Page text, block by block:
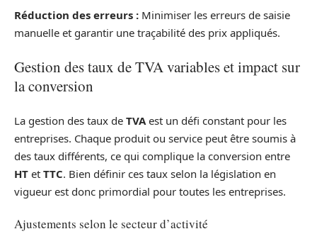
Réduction des erreurs : Minimiser les erreurs de saisie
manuelle et garantir une traçabilité des prix appliqués.
Gestion des taux de TVA variables et impact sur
la conversion
La gestion des taux de TVA est un défi constant pour les
entreprises. Chaque produit ou service peut être soumis à
des taux différents, ce qui complique la conversion entre
HT et TTC. Bien définir ces taux selon la législation en
vigueur est donc primordial pour toutes les entreprises.
Ajustements selon le secteur d’activité